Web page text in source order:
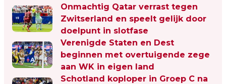
Onmachtig Qatar verrast tegen
Zwitserland en speelt gelijk door
doelpunt in slotfase
Verenigde Staten en Dest
beginnen met overtuigende zege
aan WK in eigen land
Schotland koploper in Groep C na